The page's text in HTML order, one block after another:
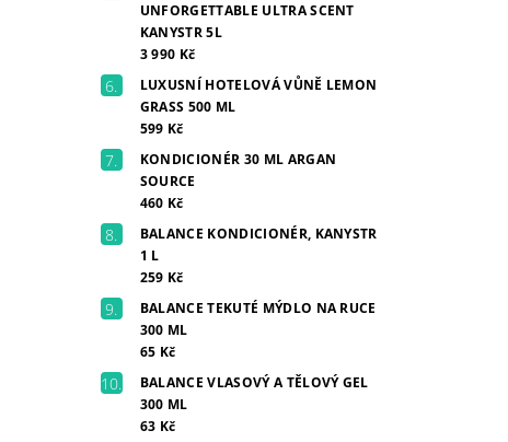
UNFORGETTABLE ULTRA SCENT
KANYSTR 5L
3 990 Kč
LUXUSNÍ HOTELOVÁ VŮNĚ LEMON
GRASS 500 ML
599 Kč
KONDICIONÉR 30 ML ARGAN
SOURCE
460 Kč
BALANCE KONDICIONÉR, KANYSTR
1 L
259 Kč
BALANCE TEKUTÉ MÝDLO NA RUCE
300 ML
65 Kč
BALANCE VLASOVÝ A TĚLOVÝ GEL
300 ML
63 Kč